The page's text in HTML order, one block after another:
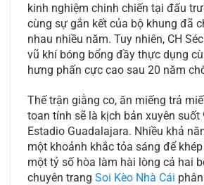
kinh nghiệm chinh chiến tại đấu
cùng sự gắn kết của bộ khung đã
nhau nhiều năm. Tuy nhiên, CH
vũ khí bóng bổng đầy thực dụng
hưng phấn cực cao sau 20 năm
Thế trận giằng co, ăn miếng trả
toan tính sẽ là kịch bản xuyên suốt
Estadio Guadalajara. Nhiều khả
một khoảnh khắc tỏa sáng để
một tỷ số hòa làm hài lòng cả hai
chuyên trang Soi Kèo Nhà Cái